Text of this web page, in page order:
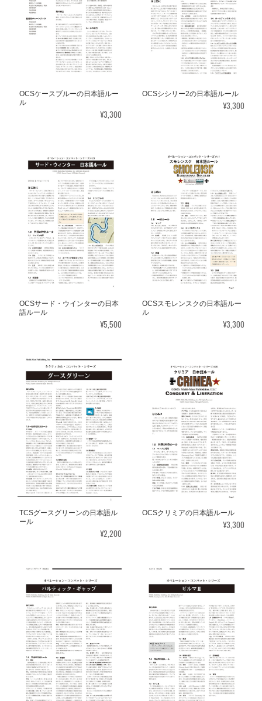
OCSケースブルーの日本語ルー
ル
¥3,300
OCSシシリー2の日本語ルール
¥3,300
OCSサード・ウインターの日本
語ルール
¥5,500
OCSスモレンスクの日本語ルー
ル
¥3,300
TCSグースグリーンの日本語ル
ール
¥2,200
OCSクリミアの日本語ルール
¥3,300